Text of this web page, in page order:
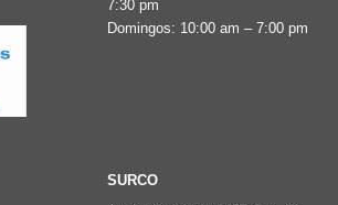
la
7:30 pm
Domingos: 10:00 am – 7:00 pm
SURCO